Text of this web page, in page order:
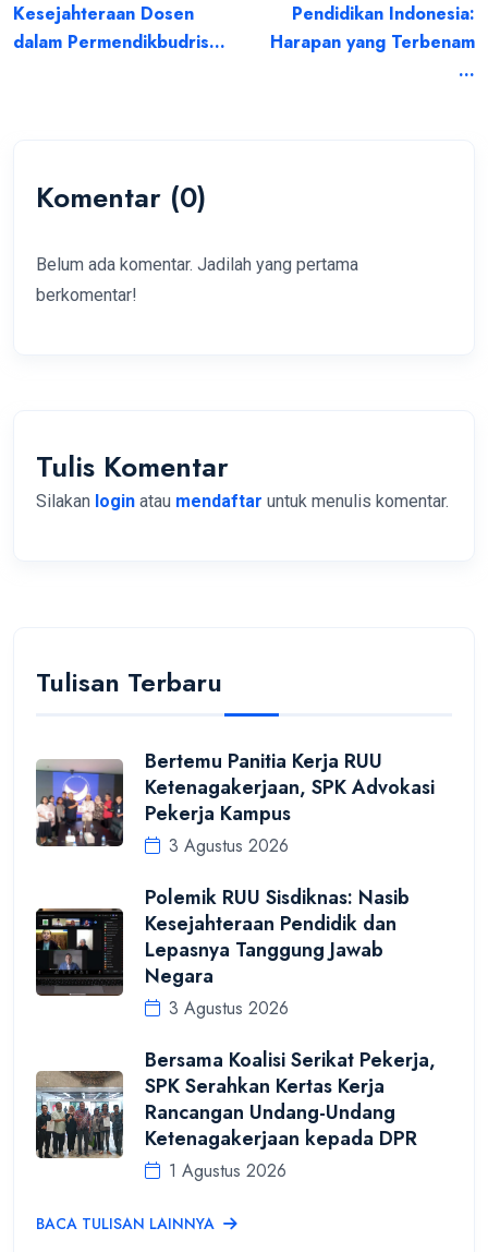
Kesejahteraan Dosen
dalam Permendikbudris...
Pendidikan Indonesia:
Harapan yang Terbenam
...
Komentar (0)
Belum ada komentar. Jadilah yang pertama
berkomentar!
Tulis Komentar
Silakan login atau mendaftar untuk menulis komentar.
Tulisan Terbaru
Bertemu Panitia Kerja RUU
Ketenagakerjaan, SPK Advokasi
Pekerja Kampus
3 Agustus 2026
Polemik RUU Sisdiknas: Nasib
Kesejahteraan Pendidik dan
Lepasnya Tanggung Jawab
Negara
3 Agustus 2026
Bersama Koalisi Serikat Pekerja,
SPK Serahkan Kertas Kerja
Rancangan Undang-Undang
Ketenagakerjaan kepada DPR
1 Agustus 2026
BACA TULISAN LAINNYA